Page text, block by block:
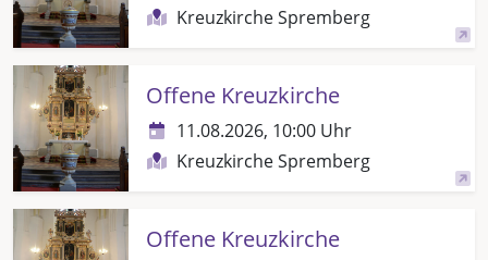
Kreuzkirche Spremberg
Offene Kreuzkirche
11.08.2026, 10:00 Uhr
Kreuzkirche Spremberg
Offene Kreuzkirche